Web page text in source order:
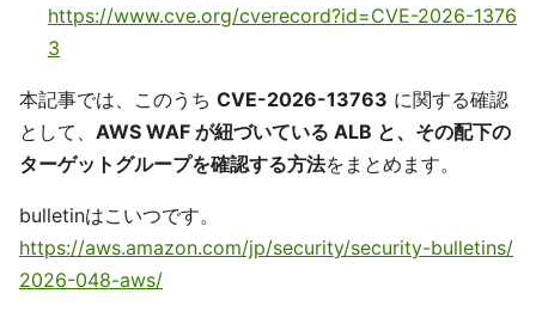
https://www.cve.org/cverecord?id=CVE-2026-1376
3
本記事では、このうち CVE-2026-13763 に関する確認
として、 AWS WAF が紐づいている ALB と、その配下の
ターゲットグループを確認する方法をまとめます。
bulletinはこいつです。
https://aws.amazon.com/jp/security/security-bulletins/
2026-048-aws/